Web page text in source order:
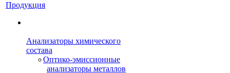
Продукция
Анализаторы химического
состава
Оптико-эмиссионные
анализаторы металлов